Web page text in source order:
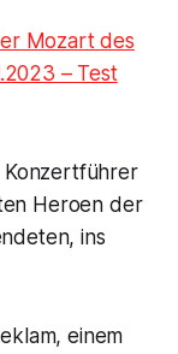
Mozart des
– Test
Konzertführer
Heroen der
ins
einem